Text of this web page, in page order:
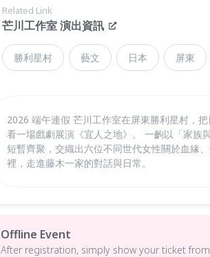
Related Link
芒川工作室 演出資訊
勝利星村 藝文 日本 屏東
2026 端午連假 芒川工作室在屏東勝利星村，
看一場戲劇展演《宜人之地》。 一齣以「家族
短暫齊聚，交織出六位不同世代女性關於血緣
裡，走進藤木一家的對話與日常。
Offline Event
After registration, simply show your ticket from